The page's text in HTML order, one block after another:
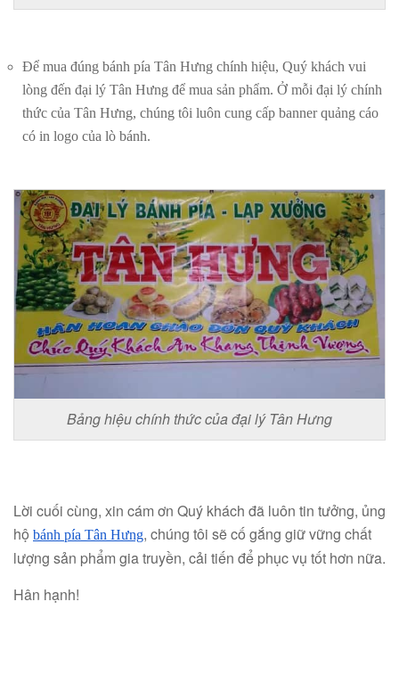
Để mua đúng bánh pía Tân Hưng chính hiệu, Quý khách vui
lòng đến đại lý Tân Hưng để mua sản phẩm. Ở mỗi đại lý chính
thức của Tân Hưng, chúng tôi luôn cung cấp banner quảng cáo
có in logo của lò bánh.
Bảng hiệu chính thức của đại lý Tân Hưng
Lời cuối cùng, xin cám ơn Quý khách đã luôn tin tưởng, ủng
hộ bánh pía Tân Hưng, chúng tôi sẽ cố gắng giữ vững chất
lượng sản phẩm gia truyền, cải tiến để phục vụ tốt hơn nữa.
Hân hạnh!